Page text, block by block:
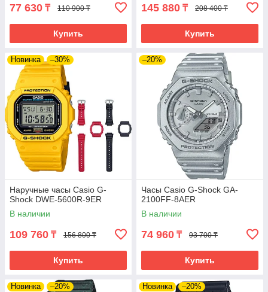
77 630 ₸ 110 900 ₸
Купить
145 880 ₸ 208 400 ₸
Купить
Новинка –30%
Наручные часы Casio G-
Shock DWE-5600R-9ER
В наличии
109 760 ₸ 156 800 ₸
Купить
–20%
Часы Casio G-Shock GA-
2100FF-8AER
В наличии
74 960 ₸ 93 700 ₸
Купить
Новинка –20% Новинка –20%